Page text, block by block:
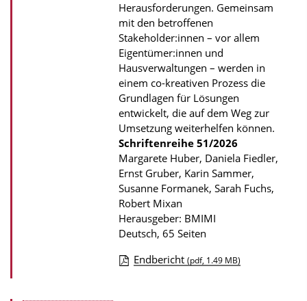
Herausforderungen. Gemeinsam
mit den betroffenen
Stakeholder:innen – vor allem
Eigentümer:innen und
Hausverwaltungen – werden in
einem co-kreativen Prozess die
Grundlagen für Lösungen
entwickelt, die auf dem Weg zur
Umsetzung weiterhelfen können.
Schriftenreihe 51/2026
Margarete Huber, Daniela Fiedler,
Ernst Gruber, Karin Sammer,
Susanne Formanek, Sarah Fuchs,
Robert Mixan
Herausgeber: BMIMI
Deutsch, 65 Seiten
Endbericht (pdf, 1.49 MB)